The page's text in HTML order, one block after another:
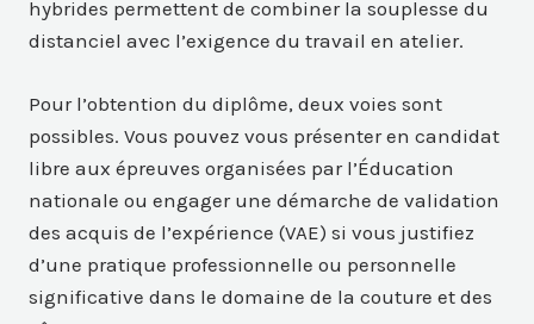
hybrides permettent de combiner la souplesse du
distanciel avec l’exigence du travail en atelier.
Pour l’obtention du diplôme, deux voies sont
possibles. Vous pouvez vous présenter en candidat
libre aux épreuves organisées par l’Éducation
nationale ou engager une démarche de validation
des acquis de l’expérience (VAE) si vous justifiez
d’une pratique professionnelle ou personnelle
significative dans le domaine de la couture et des